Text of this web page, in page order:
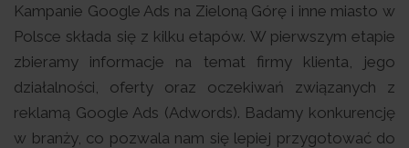
Kampanie Google Ads na Zieloną Górę i inne miasto w
Polsce składa się z kilku etapów. W pierwszym etapie
zbieramy informacje na temat firmy klienta, jego
działalności, oferty oraz oczekiwań związanych z
reklamą Google Ads (Adwords). Badamy konkurencję
w branży, co pozwala nam się lepiej przygotować do